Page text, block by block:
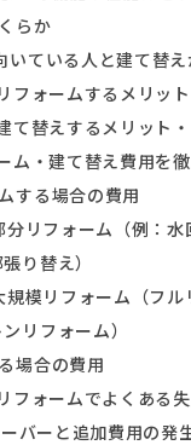
らか
いている人と建て替
フォームするメリッ
て替えするメリット
ム・建て替え費用を
する場合の費用
分リフォーム（例：水
り替え）
規模リフォーム（フル
リフォーム）
場合の費用
フォームでよくある
バーと追加費用の発